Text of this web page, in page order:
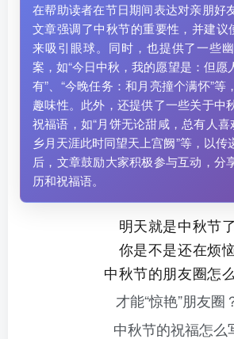
在帮助读者在节日期间表达对亲朋好
文章强调了中秋节的重要性，并建议
来吸引眼球。同时，也提供了一些
案，如“今日中秋，我的愿望是：但愿
有”、“今晚任务：和月亮撞个满怀”等
趣味性。此外，还提供了一些关于中
祝福语，如“月饼无论甜咸，总有人喜
乡月天涯此时同望天上宫阙”等，以传
后，文章鼓励大家积极参与互动，分
历和祝福语。
明天就是中秋节了
你是不是还在烦
中秋节的朋友圈怎
才能“惊艳”朋友圈
中秋节的祝福怎么